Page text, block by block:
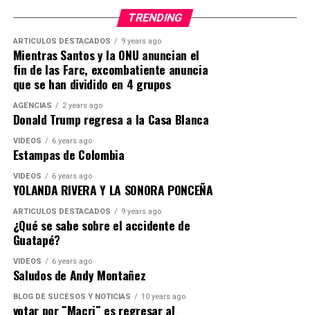
TRENDING
ARTICULOS DESTACADOS 9 years ago
Mientras Santos y la ONU anuncian el
fin de las Farc, excombatiente anuncia
que se han dividido en 4 grupos
AGENCIAS 2 years ago
Donald Trump regresa a la Casa Blanca
VIDEOS 6 years ago
Estampas de Colombia
VIDEOS 6 years ago
YOLANDA RIVERA Y LA SONORA PONCEÑA
ARTICULOS DESTACADOS 9 years ago
¿Qué se sabe sobre el accidente de
Guatapé?
VIDEOS 6 years ago
Saludos de Andy Montañez
BLOG DE SUCESOS Y NOTICIAS 10 years ago
votar por ¨Macri¨ es regresar al